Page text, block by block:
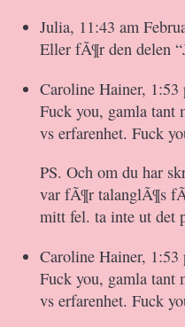
Julia, 11:43 am
Eller fÃ¶r den delen
Caroline Hainer, 1:53
Fuck you, gamla
vs erfarenhet. Fuck
PS. Och om du har
var fÃ¶r talanglÃ¶s
mitt fel. ta inte ut det
Caroline Hainer, 1:53
Fuck you, gamla
vs erfarenhet. Fuck